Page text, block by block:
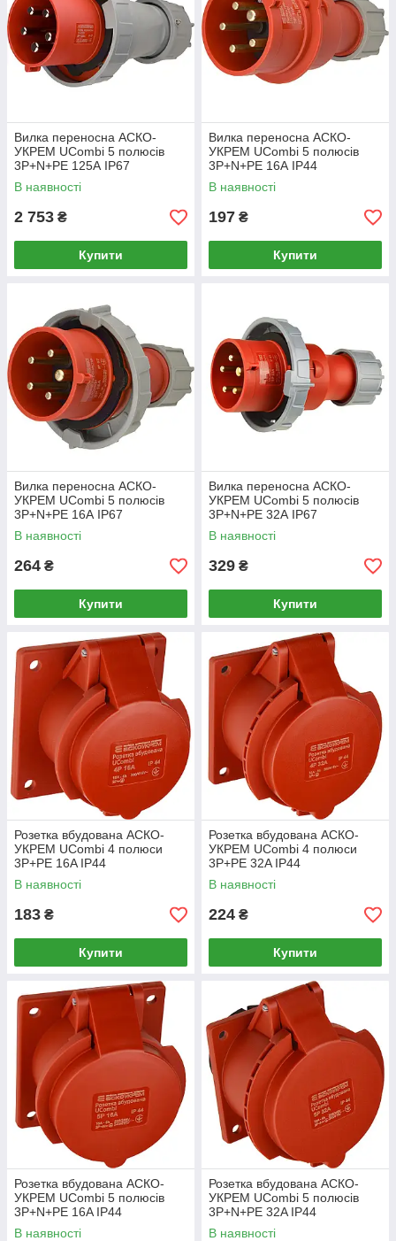
Вилка переносна АСКО-
УКРЕМ UCombi 5 полюсів
3P+N+PE 125А IP67
(A0080010117)
В наявності
2 753 ₴
Купити
Вилка переносна АСКО-
УКРЕМ UCombi 5 полюсів
3P+N+PE 16А IP44
(A0080010112)
В наявності
197 ₴
Купити
Вилка переносна АСКО-
УКРЕМ UCombi 5 полюсів
3P+N+PE 16А IP67
(A0080010114)
В наявності
264 ₴
Купити
Вилка переносна АСКО-
УКРЕМ UCombi 5 полюсів
3P+N+PE 32А IP67
(A0080010115)
В наявності
329 ₴
Купити
Розетка вбудована АСКО-
УКРЕМ UCombi 4 полюси
3P+PE 16A IP44
(A0080010160)
В наявності
183 ₴
Купити
Розетка вбудована АСКО-
УКРЕМ UCombi 4 полюси
3P+PE 32A IP44
(A0080010161)
В наявності
224 ₴
Купити
Розетка вбудована АСКО-
УКРЕМ UCombi 5 полюсів
3P+N+PE 16A IP44
(A0080010162)
В наявності
Розетка вбудована АСКО-
УКРЕМ UCombi 5 полюсів
3P+N+PE 32A IP44
(A0080010163)
В наявності